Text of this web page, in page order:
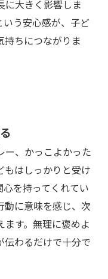
に大きく影響しま
いう安心感が、子ど
持ちにつながりま
ー、かっこよかった
もはしっかりと受け
を持ってくれてい
動に意味を感じ、次
す。無理に褒めよ
伝わるだけで十分で